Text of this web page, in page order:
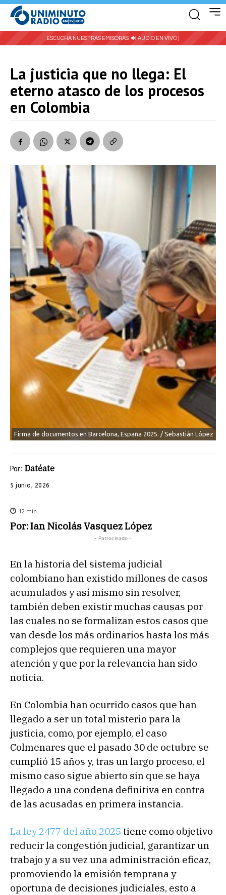
ESCUCHA NUESTRAS EMISORAS: 🔊 AUDIO EN VIVO |
La justicia que no llega: El
eterno atasco de los procesos
en Colombia
Firma de documentos en Barcelona, España 2025. / Sebastián López
Por: Datéate
5 junio, 2026
12 min.
Por: Ian Nicolás Vasquez López
- Patrocinado -
En la historia del sistema judicial
colombiano han existido millones de casos
acumulados y así mismo sin resolver,
también deben existir muchas causas por
las cuales no se formalizan estos casos que
van desde los más ordinarios hasta los más
complejos que requieren una mayor
atención y que por la relevancia han sido
noticia.
En Colombia han ocurrido casos que han
llegado a ser un total misterio para la
justicia, como, por ejemplo, el caso
Colmenares que el pasado 30 de octubre se
cumplió 15 años y, tras un largo proceso, el
mismo caso sigue abierto sin que se haya
llegado a una condena definitiva en contra
de las acusadas en primera instancia.
La ley 2477 del año 2025 tiene como objetivo
reducir la congestión judicial, garantizar un
trabajo y a su vez una administración eficaz,
promoviendo la emisión temprana y
oportuna de decisiones judiciales, esto a